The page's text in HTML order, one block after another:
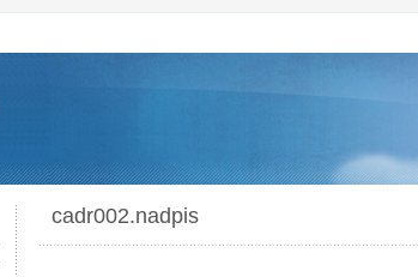
cadr002.nadpis